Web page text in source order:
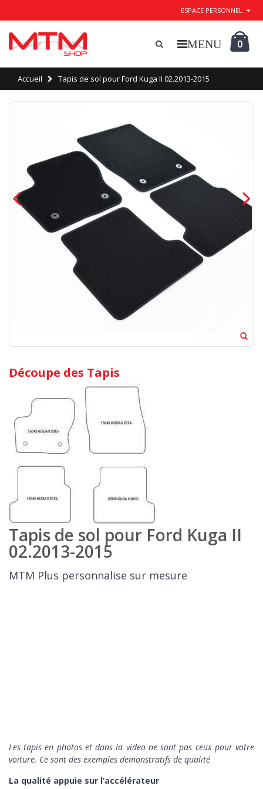
ESPACE PERSONNEL
0
Accueil Tapis de sol pour Ford Kuga II 02.2013-2015
Découpe des Tapis
Tapis de sol pour Ford Kuga II
02.2013-2015
MTM Plus personnalise sur mesure
Les tapis en photos et dans la video ne sont pas ceux pour votre
voiture. Ce sont des exemples demonstratifs de qualité
La qualité appuie sur l’accélérateur